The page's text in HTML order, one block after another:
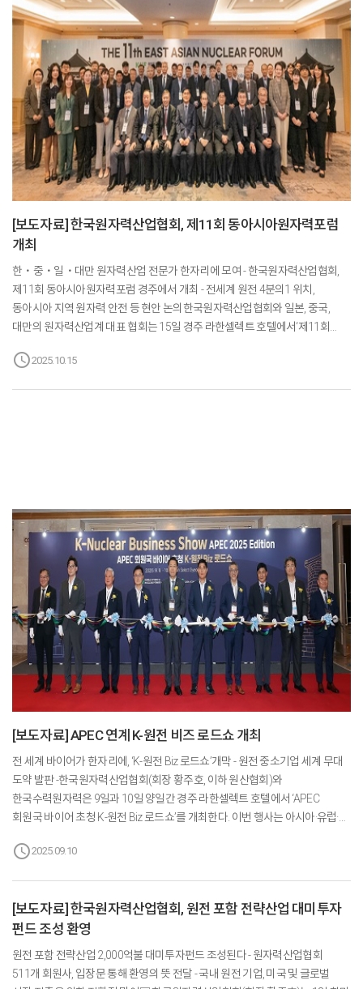
[보도자료] 한국원자력산업협회, 제11회 동아시아원자력포럼
개최
한・중・일・대만 원자력산업 전문가 한자리에 모여 - 한국원자력산업협회,
제11회 동아시아원자력포럼 경주에서 개최 - 전세계 원전 4분의1 위치,
동아시아 지역 원자력 안전 등 현안 논의한국원자력산업협회와 일본, 중국,
대만의 원자력산업계 대표 협회는 15일 경주 라한셀렉트 호텔에서‘제11회
(JAIF), 중국에서는 중국핵능행업협회(CNEA), 대만에서는
schedule2025.10.15
[보도자료] APEC 연계 K-원전 비즈 로드쇼 개최
전 세계 바이어가 한자리에, ‘K-원전 Biz 로드쇼’개막 - 원전 중소기업 세계 무대
도약 발판 -한국원자력산업협회(회장 황주호, 이하 원산협회)와
한국수력원자력은 9일과 10일 양일간 경주 라한셀렉트 호텔에서 ‘APEC
회원국 바이어 초청 K-원전 Biz 로드쇼’를 개최한다. 이번 행사는 아시아·유럽·
원전 분야 유망 중소기업 약 30개사가 참여했으며, 참관객 약 250명 이상이
원전의 기술력과 경쟁력을 직접 체험할 수 있는 테크니컬 투어 등 실질적인
수출 성과를 거둘 수 있는 프로그램으로 진행된다.K-원전 Biz 로드쇼는 국내
원전 중소기업의 글로벌 판로 ...
schedule2025.09.10
[보도자료] 한국원자력산업협회, 원전 포함 전략산업 대미투자
펀드 조성 환영
원전 포함 전략산업 2,000억불 대미투자펀드 조성된다 - 원자력산업협회
511개 회원사, 입장문 통해 환영의 뜻 전달 - 국내 원전 기업, 미국 및 글로벌